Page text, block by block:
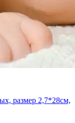
размер 2,7*28см,